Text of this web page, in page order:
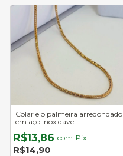
Colar elo palmeira arredondado
em aço inoxidável
R$13,86 com Pix
R$14,90